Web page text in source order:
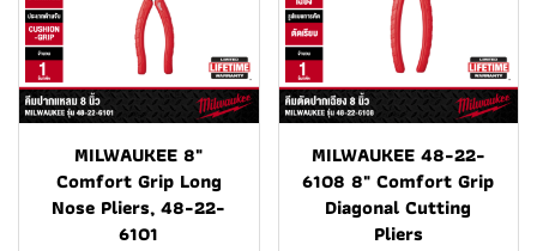
MILWAUKEE 8"
Comfort Grip Long
Nose Pliers, 48-22-
6101
MILWAUKEE 48-22-
6108 8" Comfort Grip
Diagonal Cutting
Pliers